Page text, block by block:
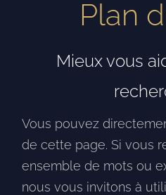
Plan
Mieux vous
Vous pouvez
de cette page. Si vous
ensemble de mots ou
nous vous invitons à